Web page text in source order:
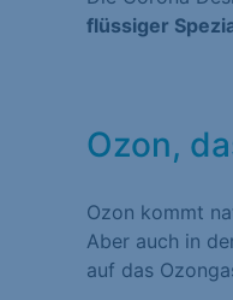
flüssiger
Ozon,
Ozon kommt
Aber auch in
auf das